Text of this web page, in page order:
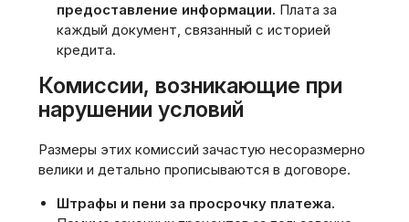
предоставление информации. Плата за
каждый документ, связанный с историей
кредита.
Комиссии, возникающие при
нарушении условий
Размеры этих комиссий зачастую несоразмерно
велики и детально прописываются в договоре.
Штрафы и пени за просрочку платежа.